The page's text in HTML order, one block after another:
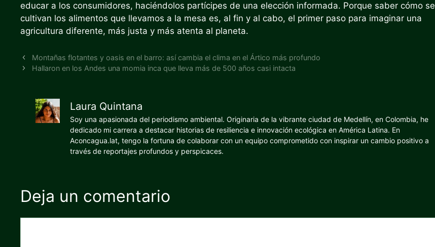
educar a los consumidores, haciéndolos partícipes de una elección informada. Porque saber cómo se
cultivan los alimentos que llevamos a la mesa es, al fin y al cabo, el primer paso para imaginar una
agricultura diferente, más justa y más atenta al planeta.
Montañas flotantes y oasis en el barro: así cambia el clima en el Ártico más profundo
Hallaron en los Andes una momia inca que lleva más de 500 años casi intacta
Laura Quintana
Soy una apasionada del periodismo ambiental. Originaria de la vibrante ciudad de Medellín, en Colombia, he
dedicado mi carrera a destacar historias de resiliencia e innovación ecológica en América Latina. En
Aconcagua.lat, tengo la fortuna de colaborar con un equipo comprometido con inspirar un cambio positivo a
través de reportajes profundos y perspicaces.
Deja un comentario